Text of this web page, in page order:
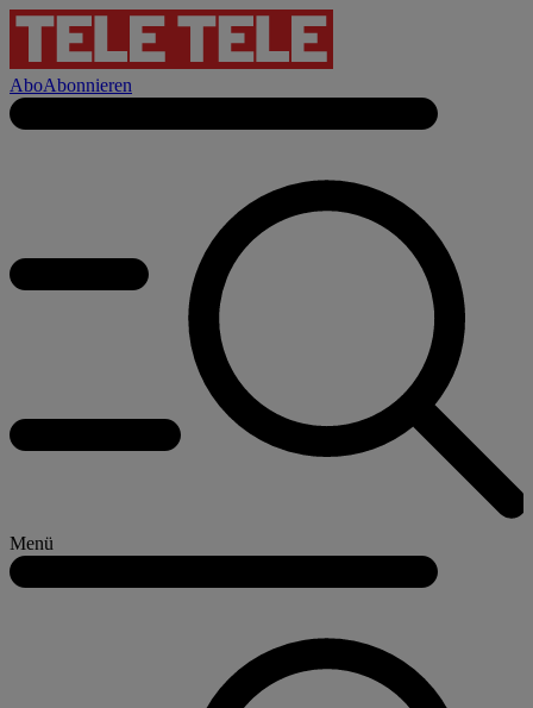
AboAbonnieren
Menü